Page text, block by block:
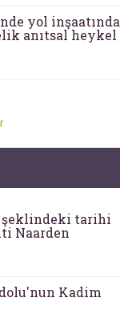
yol inşaatında
anıtsal heykel
şeklindeki tarihi
Naarden
Kadim